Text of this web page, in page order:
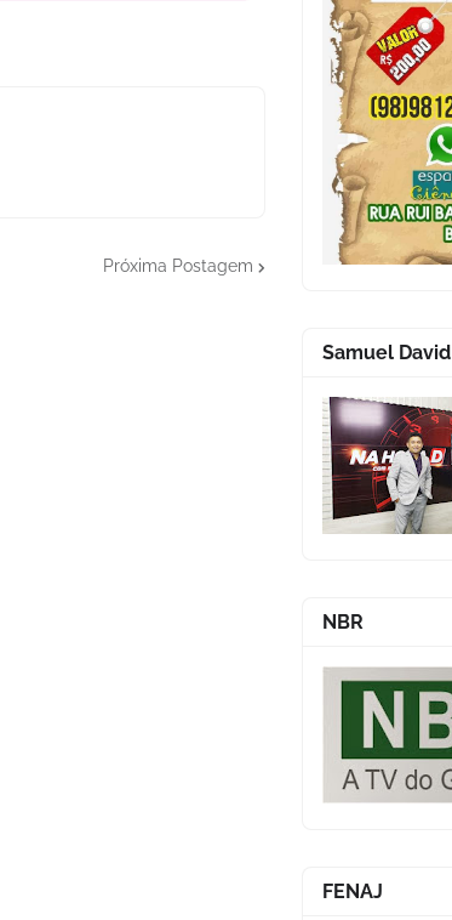
Próxima Postagem
Samuel David
NBR
FENAJ